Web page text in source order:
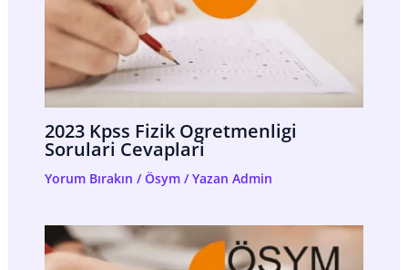
2023 Kpss Fizik Ogretmenligi
Sorulari Cevaplari
Yorum Bırakın /Ösym/ Yazan Admin